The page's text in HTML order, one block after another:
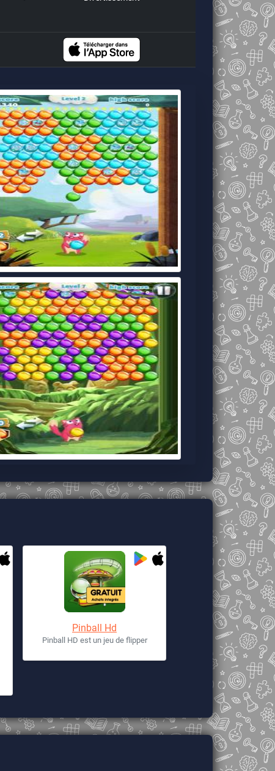
Pinball Hd
Pinball HD est un jeu de flipper